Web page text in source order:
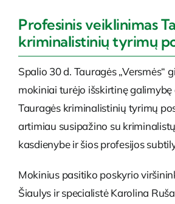
Tarptautinis
Administracinė
PARAMA
Profesinis veiklinimas
kriminalistinių tyrimų
Spalio 30 d. Tauragės „Versmės“
mokiniai turėjo išskirtinę
Tauragės kriminalistinių tyrimų
artimiau susipažino su
kasdienybe ir šios profesijos
Mokinius pasitiko poskyrio
Šiaulys ir specialistė Karolina